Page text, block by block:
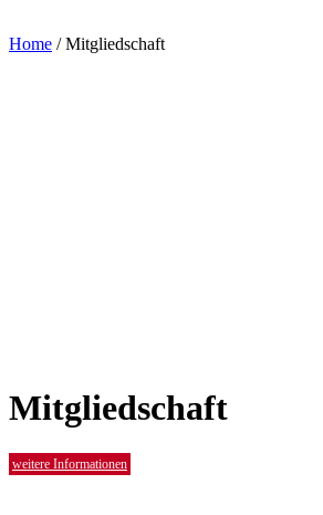
Home /Mitgliedschaft
Mitgliedschaft
weitere Informationen